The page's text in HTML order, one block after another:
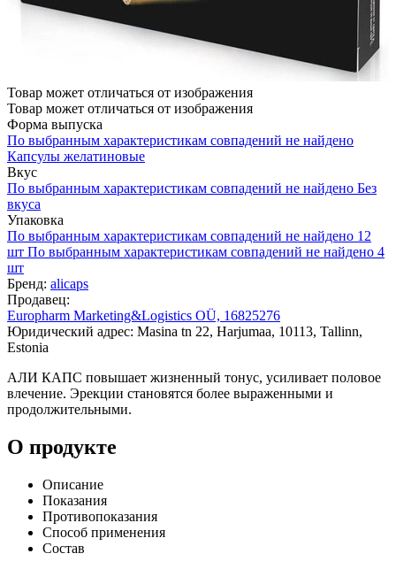
Товар может отличаться от изображения
Товар может отличаться от изображения
Форма выпуска
По выбранным характеристикам совпадений не найдено
Капсулы желатиновые
Вкус
По выбранным характеристикам совпадений не найдено Без
вкуса
Упаковка
По выбранным характеристикам совпадений не найдено 12
шт По выбранным характеристикам совпадений не найдено 4
шт
Бренд: alicaps
Продавец:
Europharm Marketing&Logistics OÜ, 16825276
Юридический адрес: Masina tn 22, Harjumaa, 10113, Tallinn,
Estonia
АЛИ КАПС повышает жизненный тонус, усиливает половое
влечение. Эрекции становятся более выраженными и
продолжительными.
О продукте
Описание
Показания
Противопоказания
Способ применения
Состав